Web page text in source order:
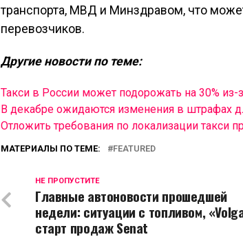
транспорта, МВД и Минздравом, что
перевозчиков.
Другие новости по теме:
Такси в России может подорожать на 30% из-
В декабре ожидаются изменения в штрафах
Отложить требования по локализации такси
МАТЕРИАЛЫ ПО ТЕМЕ: FEATURED
НЕ ПРОПУСТИТЕ
Главные автоновости прошедшей
недели: ситуации с топливом,
старт продаж Senat